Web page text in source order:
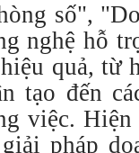
số",
nghệ hỗ
quả, từ
tạo đến
việc.
pháp